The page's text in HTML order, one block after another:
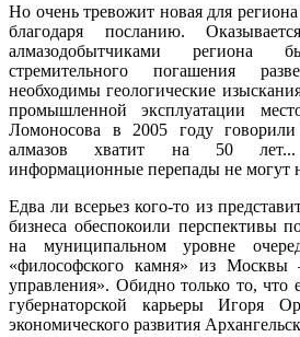
Но очень тревожит новая для
благодаря посланию.
алмазодобытчиками региона
стремительного погашения
необходимы геологические
промышленной эксплуатации
Ломоносова в 2005 году
алмазов хватит на 50 лет...
информационные перепады не могут
Едва ли всерьез кого-то из
бизнеса обеспокоили перспективы
на муниципальном уровне
«философского камня» из Москвы
управления». Обидно только то, что
губернаторской карьеры Игоря
экономического развития